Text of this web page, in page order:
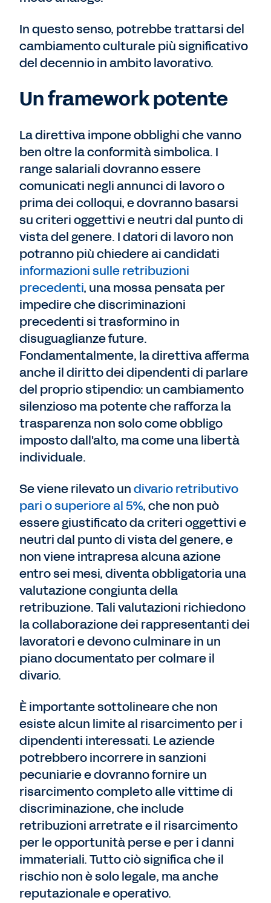
In questo senso, potrebbe trattarsi del
cambiamento culturale più significativo
del decennio in ambito lavorativo.
Un framework potente
La direttiva impone obblighi che vanno
ben oltre la conformità simbolica. I
range salariali dovranno essere
comunicati negli annunci di lavoro o
prima dei colloqui, e dovranno basarsi
su criteri oggettivi e neutri dal punto di
vista del genere. I datori di lavoro non
potranno più chiedere ai candidati
informazioni sulle retribuzioni
precedenti, una mossa pensata per
impedire che discriminazioni
precedenti si trasformino in
disuguaglianze future.
Fondamentalmente, la direttiva afferma
anche il diritto dei dipendenti di parlare
del proprio stipendio: un cambiamento
silenzioso ma potente che rafforza la
trasparenza non solo come obbligo
imposto dall'alto, ma come una libertà
individuale.
Se viene rilevato undivario retributivo
pari o superiore al 5%, che non può
essere giustificato da criteri oggettivi e
neutri dal punto di vista del genere, e
non viene intrapresa alcuna azione
entro sei mesi, diventa obbligatoria una
valutazione congiunta della
retribuzione. Tali valutazioni richiedono
la collaborazione dei rappresentanti dei
lavoratori e devono culminare in un
piano documentato per colmare il
divario.
È importante sottolineare che non
esiste alcun limite al risarcimento per i
dipendenti interessati. Le aziende
potrebbero incorrere in sanzioni
pecuniarie e dovranno fornire un
risarcimento completo alle vittime di
discriminazione,che include
retribuzioni arretrate e il risarcimento
per le opportunità perse e per i danni
immateriali. Tutto ciò significa che il
rischio non è solo legale, ma anche
reputazionale e operativo.